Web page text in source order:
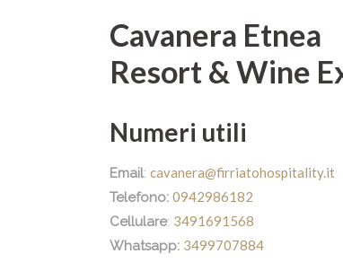
Cavanera Etnea
Resort & Wine
Numeri utili
Email: cavanera@firriatohospitality.it
Telefono: 0942986182
Cellulare: 3491691568
Whatsapp: 3499707884